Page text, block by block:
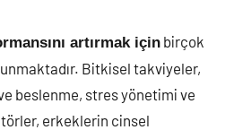
artırmak için birçok
Bitkisel takviyeler,
beslenme, stres yönetimi ve
erkeklerin cinsel